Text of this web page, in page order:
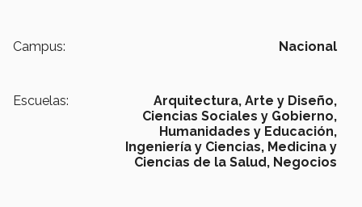
Campus: Nacional
Escuelas:
Arquitectura, Arte y Diseño,
Ciencias Sociales y Gobierno,
Humanidades y Educación,
Ingeniería y Ciencias, Medicina y
Ciencias de la Salud, Negocios